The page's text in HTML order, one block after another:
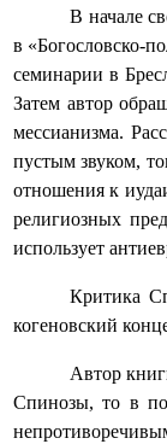
В начале
в «Богословско-
семинарии в
Затем автор
мессианизма.
пустым звуком,
отношения к
религиозных
использует
Критика
когеновский
Автор
Спинозы, то в